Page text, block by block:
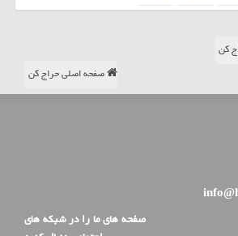
کن
صفحه اصلی حراج کن
صفحه های ما را در شبکه های